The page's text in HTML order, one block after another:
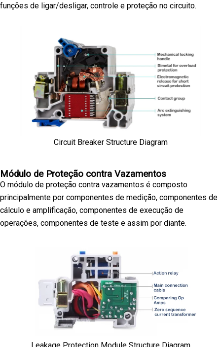
funções de ligar/desligar, controle e proteção no circuito.
Circuit Breaker Structure Diagram
Módulo de Proteção contra Vazamentos
O módulo de proteção contra vazamentos é composto
principalmente por componentes de medição, componentes de
cálculo e amplificação, componentes de execução de
operações, componentes de teste e assim por diante.